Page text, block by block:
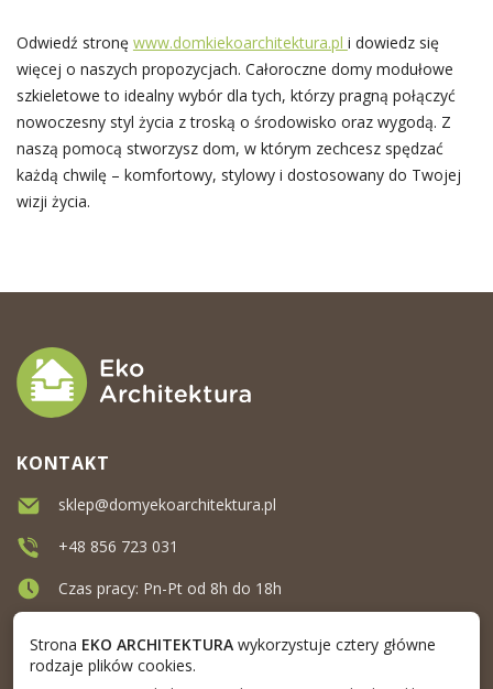
Odwiedź stronę www.domkiekoarchitektura.pl i dowiedz się
więcej o naszych propozycjach. Całoroczne domy modułowe
szkieletowe to idealny wybór dla tych, którzy pragną połączyć
nowoczesny styl życia z troską o środowisko oraz wygodą. Z
naszą pomocą stworzysz dom, w którym zechcesz spędzać
każdą chwilę – komfortowy, stylowy i dostosowany do Twojej
wizji życia.
KONTAKT
sklep@domyekoarchitektura.pl
+48 856 723 031
Czas pracy: Pn-Pt od 8h do 18h
Strona EKO ARCHITEKTURAwykorzystuje cztery główne
rodzaje plików cookies.